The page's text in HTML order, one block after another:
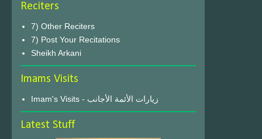
Reciters
7) Other Reciters
7) Post Your Recitations
Sheikh Arkani
Imams Visits
Imam's Visits - زيارات الأئمة الأجانب
Latest Stuff